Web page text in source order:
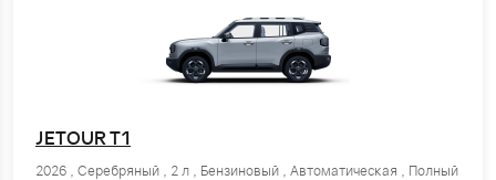
JETOUR T1
2026 , Серебряный , 2 л , Бензиновый , Автоматическая , Полный